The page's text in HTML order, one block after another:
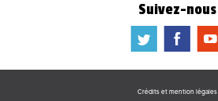
Suivez-nous
a b f
Crédits et mention légales